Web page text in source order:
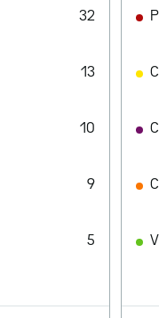
32
13
10
9
5